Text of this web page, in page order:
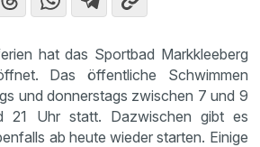
hat das Sportbad Markkleeberg
Das öffentliche Schwimmen
und donnerstags zwischen 7 und 9
21 Uhr statt. Dazwischen gibt es
ab heute wieder starten. Einige